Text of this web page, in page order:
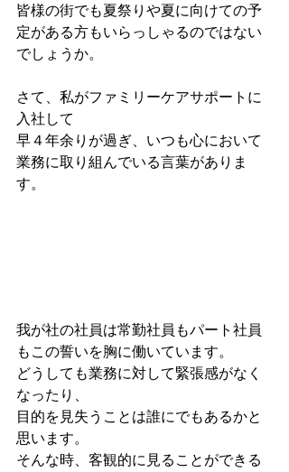
皆様の街でも夏祭りや夏に向けての予
定がある方もいらっしゃるのではない
でしょうか。
さて、私がファミリーケアサポートに
入社して
早４年余りが過ぎ、いつも心において
業務に取り組んでいる言葉がありま
す。
我が社の社員は常勤社員もパート社員
もこの誓いを胸に働いています。
どうしても業務に対して緊張感がなく
なったり、
目的を見失うことは誰にでもあるかと
思います。
そんな時、客観的に見ることができる